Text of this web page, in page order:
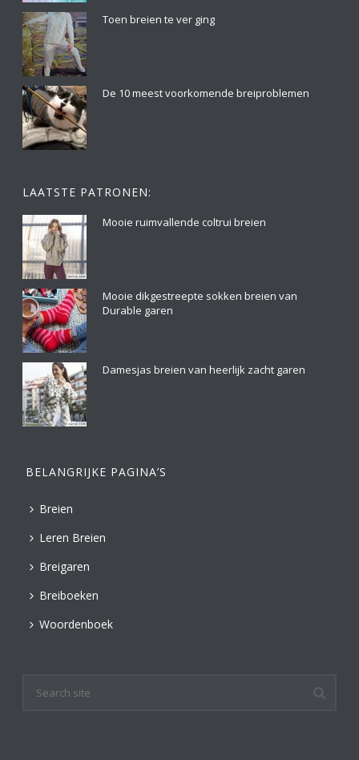
Toen breien te ver ging
De 10 meest voorkomende breiproblemen
LAATSTE PATRONEN:
Mooie ruimvallende coltrui breien
Mooie dikgestreepte sokken breien van
Durable garen
Damesjas breien van heerlijk zacht garen
BELANGRIJKE PAGINA’S
Breien
Leren Breien
Breigaren
Breiboeken
Woordenboek